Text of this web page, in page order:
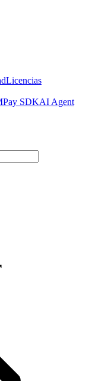
Licencias
Pay SDKAI Agent